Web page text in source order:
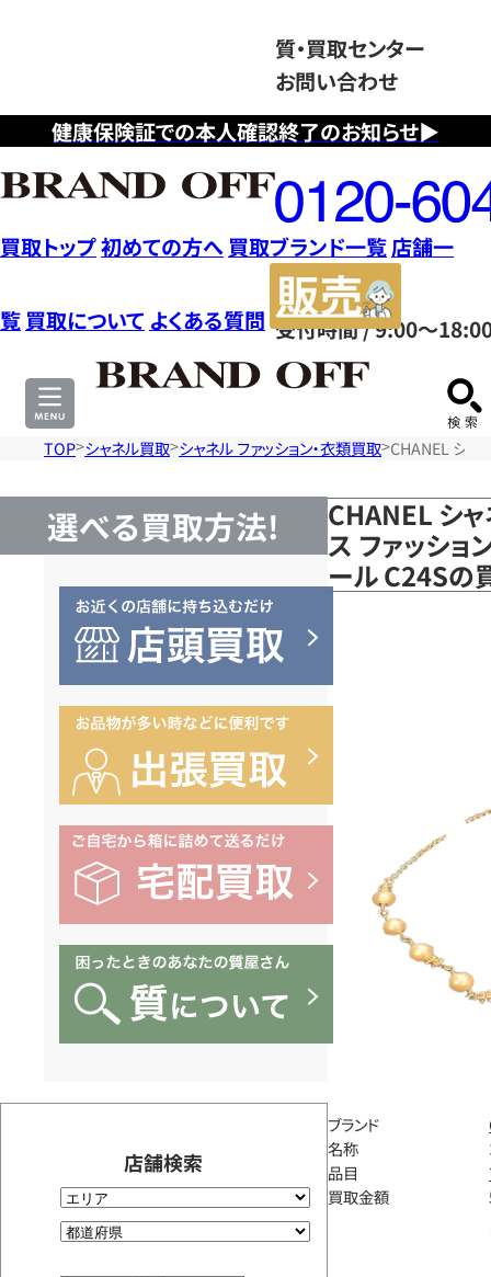
健康保険証での本人確認終了のお知らせ▶
質・買取センター
お問い合わせ
フ
リ
ー
ダ
イ
ヤ
ル
0120604117
受付時間 / 9:00～
買取トップ初めての方へ 買取ブランド一覧店舗一
覧 買取について よくある質問
サ
TOP シャネル買取 シャネル ファッション・衣類買取 CHANEL シャ
選べる買取方法!
店舗検索
CHANEL シ
ス ファッショ
ール C24Sの
ブランド
名称
品目
買取金額